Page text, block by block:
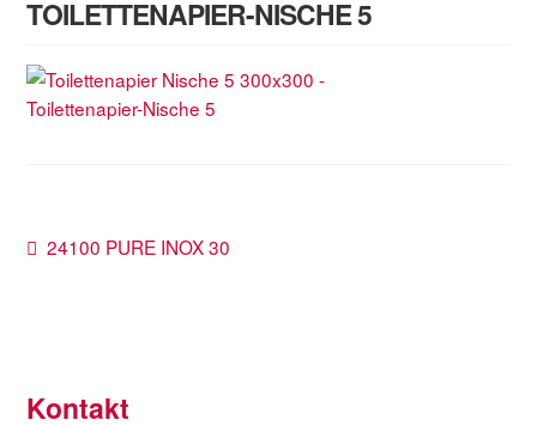
TOILETTENAPIER-NISCHE 5
Beitragsnavigation
Vorheriger
24100 PURE INOX 30
Kontakt